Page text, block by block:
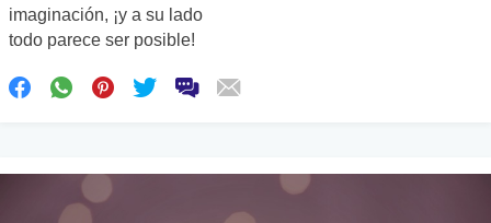
imaginación, ¡y a su lado
todo parece ser posible!